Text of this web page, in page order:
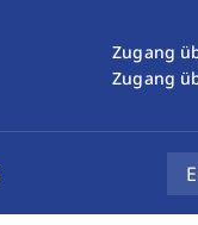
Zugang
Zugang